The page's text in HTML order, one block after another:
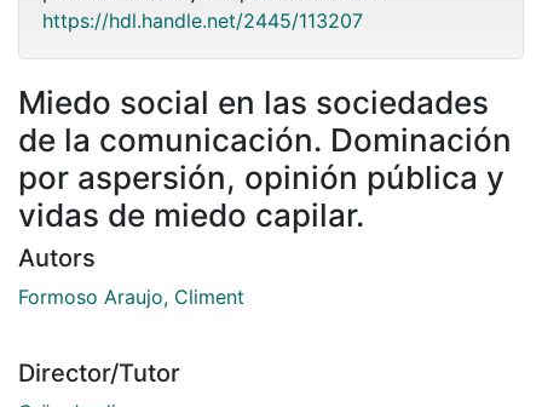
https://hdl.handle.net/2445/113207
Miedo social en las sociedades
de la comunicación. Dominación
por aspersión, opinión pública y
vidas de miedo capilar.
Autors
Formoso Araujo, Climent
Director/Tutor